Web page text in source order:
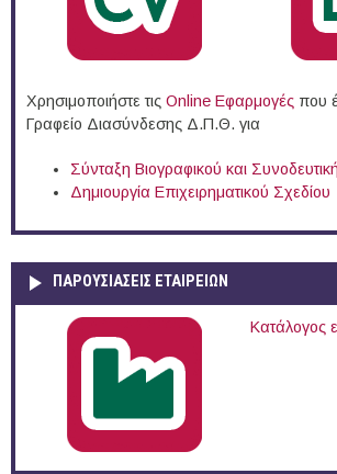
Χρησιμοποιήστε τις Online Eφαρμογές που
Γραφείο Διασύνδεσης Δ.Π.Θ. για
Σύνταξη Βιογραφικού και
Δημιουργία Επιχειρηματικού Σχεδίου
ΠΑΡΟΥΣΙΆΣΕΙΣ ΕΤΑΙΡΕΙΏΝ
Κατάλογος